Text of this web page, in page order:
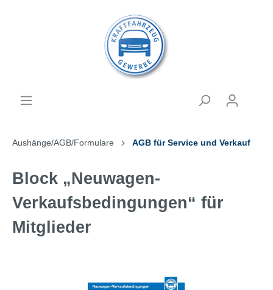
Aushänge/AGB/Formulare AGB für Service und Verkauf
Block „Neuwagen-
Verkaufsbedingungen“ für
Mitglieder